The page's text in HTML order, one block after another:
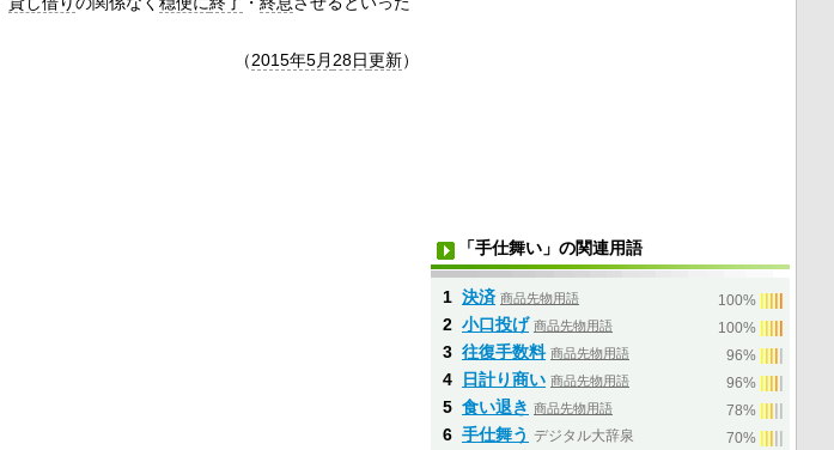
（2015年5月 28日更新）
「手仕舞い」の関連用語
1 決済 商品先物用語 100%
2 小口投げ 商品先物用語 100%
3 往復手数料 商品先物用語 96%
4 日計り商い 商品先物用語 96%
5 食い退き 商品先物用語 78%
6 手仕舞う デジタル大辞泉 70%